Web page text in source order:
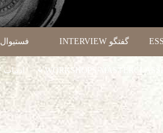
گفتگو INTERVIEW فستیوال FILM FESTIVALS
ادبیات LITERATURE REVIEW